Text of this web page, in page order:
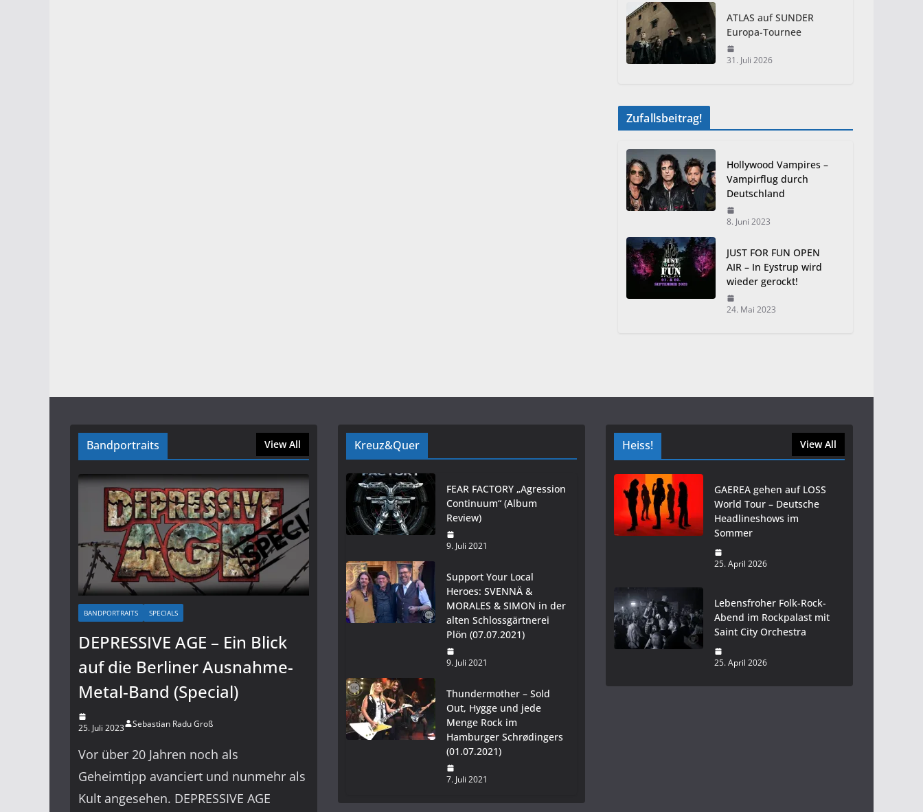
ATLAS auf SUNDER
Europa-Tournee
31. Juli 2026
Zufallsbeitrag!
Hollywood Vampires –
Vampirflug durch
Deutschland
8. Juni 2023
JUST FOR FUN OPEN
AIR – In Eystrup wird
wieder gerockt!
24. Mai 2023
Bandportraits View All
BANDPORTRAITS SPECIALS
DEPRESSIVE AGE – Ein Blick
auf die Berliner Ausnahme-
Metal-Band (Special)
25. Juli 2023 Sebastian Radu Groß
Vor über 20 Jahren noch als
Geheimtipp avanciert und nunmehr als
Kult angesehen. DEPRESSIVE AGE
Kreuz&Quer
FEAR FACTORY „Agression
Continuum“ (Album
Review)
9. Juli 2021
Support Your Local
Heroes: SVENNÄ &
MORALES & SIMON in der
alten Schlossgärtnerei
Plön (07.07.2021)
9. Juli 2021
Thundermother – Sold
Out, Hygge und jede
Menge Rock im
Hamburger Schrødingers
(01.07.2021)
7. Juli 2021
Heiss! View All
GAEREA gehen auf LOSS
World Tour – Deutsche
Headlineshows im
Sommer
25. April 2026
Lebensfroher Folk-Rock-
Abend im Rockpalast mit
Saint City Orchestra
25. April 2026